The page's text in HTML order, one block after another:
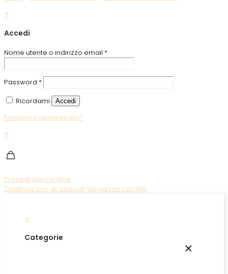
✕
Accedi
Nome utente o indirizzo email *
Password *
Ricordami
Accedi
Password dimenticata?
✕
Procedi con l'ordine
Continua con gli acquisti Visualizza carrello
✕
×
Categorie